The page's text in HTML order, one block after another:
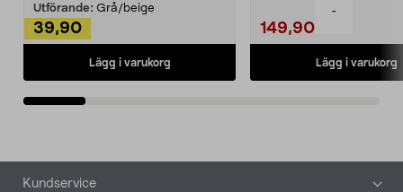
-
Utförande: Grå/beige
39,90
Lägg i varukorg
149,90
Lägg i varukorg
Sidfot
Kundservice